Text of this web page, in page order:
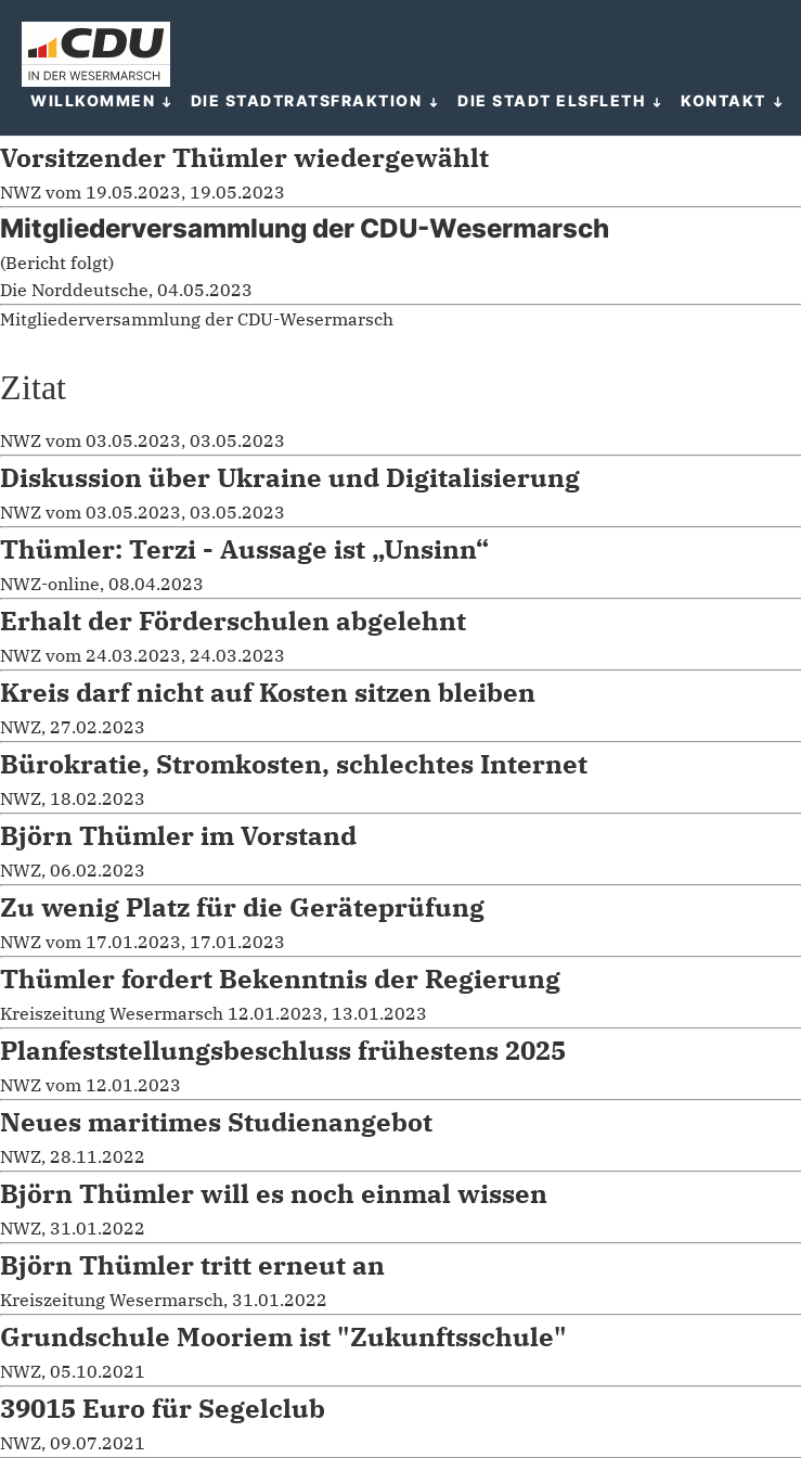
WILLKOMMEN DIE STADTRATSFRAKTION DIE STADT ELSFLETH KONTAKT
Vorsitzender Thümler wiedergewählt
NWZ vom 19.05.2023, 19.05.2023
Mitgliederversammlung der CDU-Wesermarsch
(Bericht folgt)
Die Norddeutsche, 04.05.2023
Mitgliederversammlung der CDU-Wesermarsch
Zitat
NWZ vom 03.05.2023, 03.05.2023
Diskussion über Ukraine und Digitalisierung
NWZ vom 03.05.2023, 03.05.2023
Thümler: Terzi - Aussage ist „Unsinn“
NWZ-online, 08.04.2023
Erhalt der Förderschulen abgelehnt
NWZ vom 24.03.2023, 24.03.2023
Kreis darf nicht auf Kosten sitzen bleiben
NWZ, 27.02.2023
Bürokratie, Stromkosten, schlechtes Internet
NWZ, 18.02.2023
Björn Thümler im Vorstand
NWZ, 06.02.2023
Zu wenig Platz für die Geräteprüfung
NWZ vom 17.01.2023, 17.01.2023
Thümler fordert Bekenntnis der Regierung
Kreiszeitung Wesermarsch 12.01.2023, 13.01.2023
Planfeststellungsbeschluss frühestens 2025
NWZ vom 12.01.2023
Neues maritimes Studienangebot
NWZ, 28.11.2022
Björn Thümler will es noch einmal wissen
NWZ, 31.01.2022
Björn Thümler tritt erneut an
Kreiszeitung Wesermarsch, 31.01.2022
Grundschule Mooriem ist "Zukunftsschule"
NWZ, 05.10.2021
39015 Euro für Segelclub
NWZ, 09.07.2021